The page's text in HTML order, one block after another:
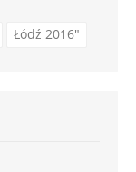
Łódź 2016"